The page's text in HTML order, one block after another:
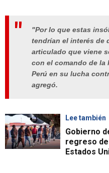
"Por lo que estas
tendrían el interés de
articulado que viene
con el comando de la
Perú en su lucha
agregó.
Lee también
Gobierno
regreso
Estados